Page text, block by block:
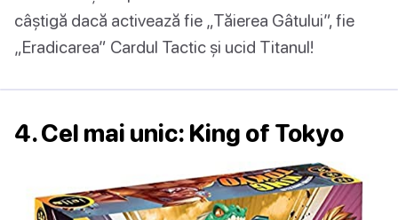
câștigă dacă activează fie „Tăierea Gâtului”, fie
„Eradicarea” Cardul Tactic și ucid Titanul!
4. Cel mai unic: King of Tokyo